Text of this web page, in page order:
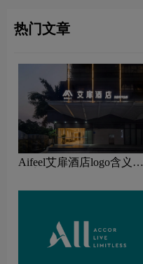
热门文章
Aifeel艾扉酒店logo含义及